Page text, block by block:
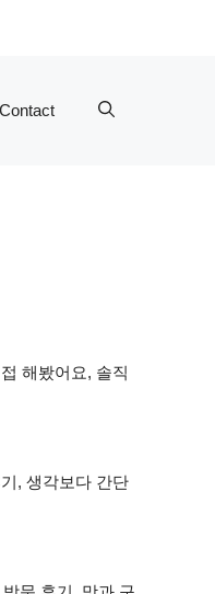
Contact
해봤어요, 솔직
, 생각보다 간단